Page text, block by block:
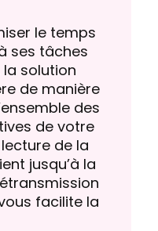
le temps
ses tâches
solution
de manière
des
de votre
de la
jusqu’à la
facilite la